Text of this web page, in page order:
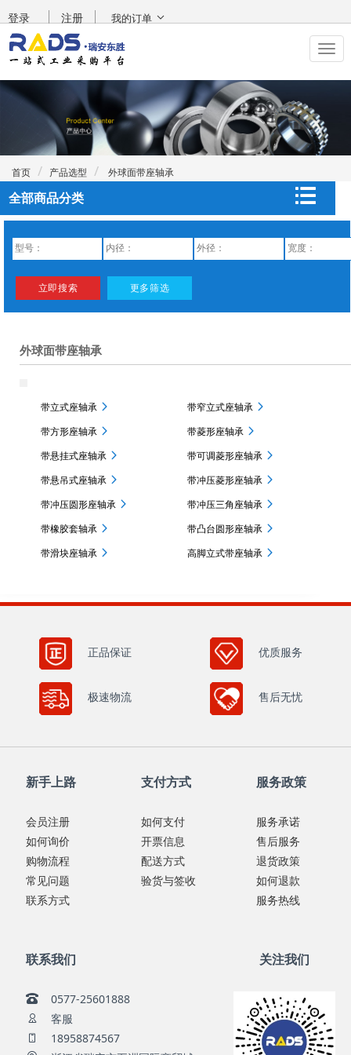
登录 注册 我的订单
首页 产品选型 外球面带座轴承
全部商品分类
外球面带座轴承
带立式座轴承
带窄立式座轴承
带方形座轴承
带菱形座轴承
带悬挂式座轴承
带可调菱形座轴承
带悬吊式座轴承
带冲压菱形座轴承
带冲压圆形座轴承
带冲压三角座轴承
带橡胶套轴承
带凸台圆形座轴承
带滑块座轴承
高脚立式带座轴承
正品保证 优质服务
极速物流 售后无忧
新手上路
会员注册
如何询价
购物流程
常见问题
联系方式
支付方式
如何支付
开票信息
配送方式
验货与签收
服务政策
服务承诺
售后服务
退货政策
如何退款
服务热线
联系我们
0577-25601888
客服
18958874567
关注我们